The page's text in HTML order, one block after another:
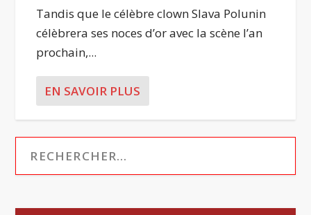
Tandis que le célèbre clown Slava Polunin
célèbrera ses noces d’or avec la scène l’an
prochain,...
EN SAVOIR PLUS